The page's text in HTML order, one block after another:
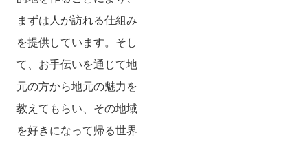
まずは人が訪れる仕組み
を提供しています。そし
て、お手伝いを通じて地
元の方から地元の魅力を
教えてもらい、その地域
を好きになって帰る世界